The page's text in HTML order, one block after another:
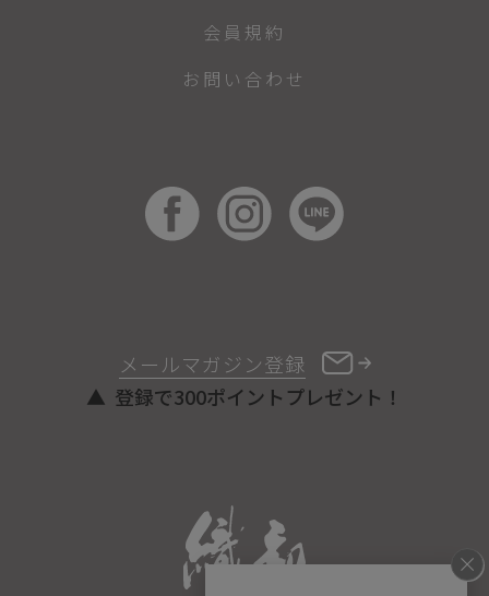
メールマガジン登録
登録で300ポイントプレゼント！
会員規約
お問い合わせ